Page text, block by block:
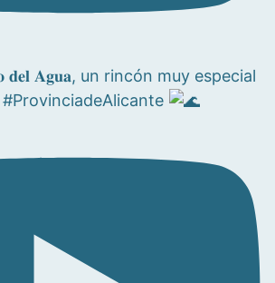
𝐝𝐞𝐥 𝐀𝐠𝐮𝐚, un rincón muy especial